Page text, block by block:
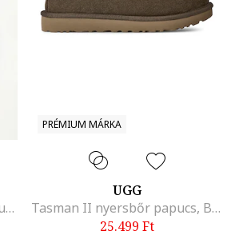
Gyöngyökkel díszített fürdőruhafelső kivágással, Bordó
PRÉMIUM MÁRKA
UGG
Tasman II nyersbőr papucs, Barna/Rózsaszín
25.499 Ft